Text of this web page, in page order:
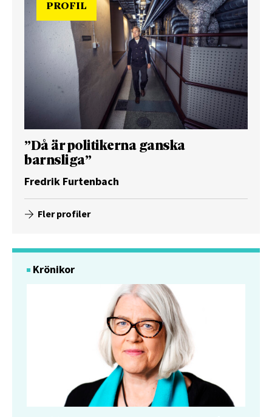
PROFIL
”Då är politikerna ganska
barnsliga”
Fredrik Furtenbach
Fler profiler
Krönikor